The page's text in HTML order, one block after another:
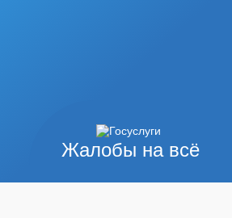
Жалобы на всё